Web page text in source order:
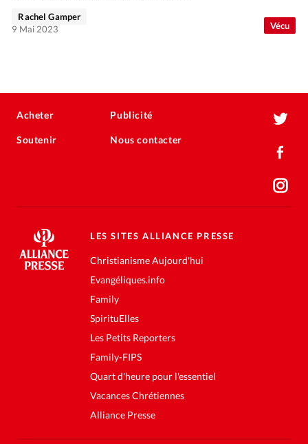
Vécu
Rachel Gamper
9 Mai 2023
Acheter
Soutenir
Publicité
Nous contacter
LES SITES ALLIANCE PRESSE
Christianisme Aujourd'hui
Evangéliques.info
Family
SpirituElles
Les Petits Reporters
Family-FIPS
Quart d'heure pour l'essentiel
Vacances Chrétiennes
Alliance Presse